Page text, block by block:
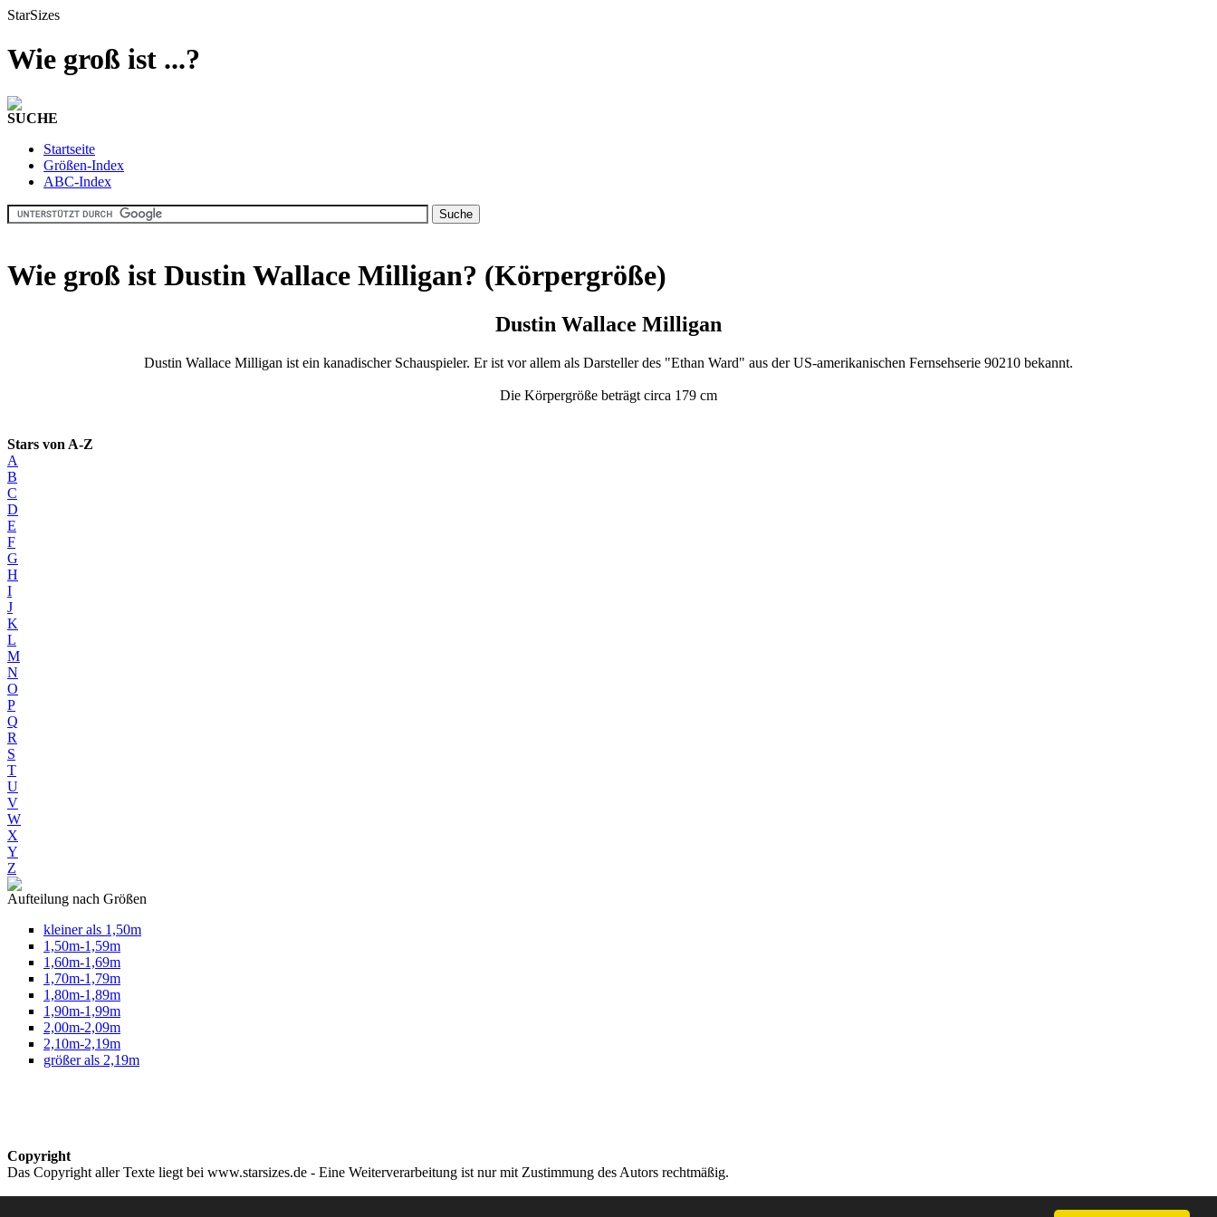
StarSizes
Wie groß ist ...?
SUCHE
Startseite
Größen-Index
ABC-Index
Wie groß ist Dustin Wallace Milligan? (Körpergröße)
Dustin Wallace Milligan
Dustin Wallace Milligan ist ein kanadischer Schauspieler. Er ist vor allem als Darsteller des "Ethan Ward" aus der US-amerikanischen Fernsehserie 90210 bekannt.
Die Körpergröße beträgt circa 179 cm
Stars von A-Z
A
B
C
D
E
F
G
H
I
J
K
L
M
N
O
P
Q
R
S
T
U
V
W
X
Y
Z
Aufteilung nach Größen
kleiner als 1,50m
1,50m-1,59m
1,60m-1,69m
1,70m-1,79m
1,80m-1,89m
1,90m-1,99m
2,00m-2,09m
2,10m-2,19m
größer als 2,19m
Copyright
Das Copyright aller Texte liegt bei www.starsizes.de - Eine Weiterverarbeitung ist nur mit Zustimmung des Autors rechtmäßig.